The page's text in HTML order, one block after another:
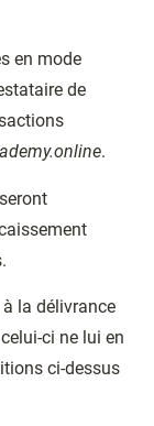
en mode
de
.
à la délivrance
ci ne lui en
ci-dessus